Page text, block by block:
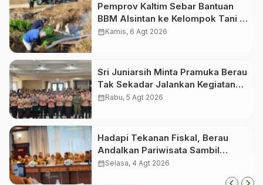
Pemprov Kaltim Sebar Bantuan
BBM Alsintan ke Kelompok Tani di
10 Kabupaten dan Kota
calendar_monthKamis, 6 Agt 2026
Sri Juniarsih Minta Pramuka Berau
Tak Sekadar Jalankan Kegiatan
Seremonial
calendar_monthRabu, 5 Agt 2026
Hadapi Tekanan Fiskal, Berau
Andalkan Pariwisata Sambil
Menanti Dana Transfer Pusat
calendar_monthSelasa, 4 Agt 2026